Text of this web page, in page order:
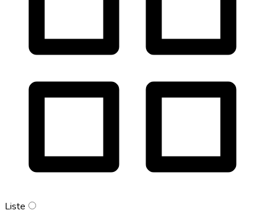
Liste